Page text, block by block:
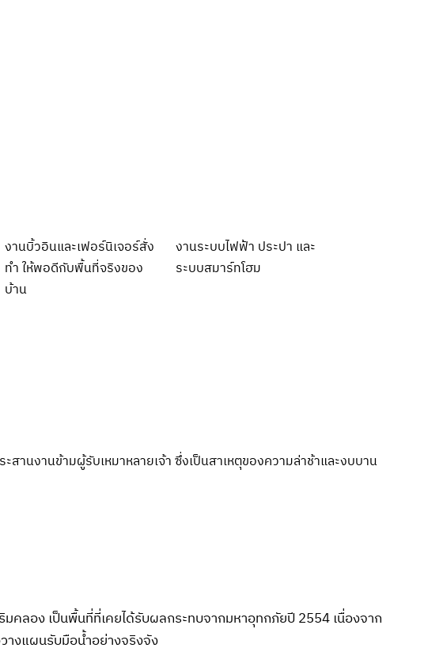
งานบิ้วอินและเฟอร์นิเจอร์สั่ง
ทำ ให้พอดีกับพื้นที่จริงของ
บ้าน
งานระบบไฟฟ้า ประปา และ
ระบบสมาร์ทโฮม
นงานข้ามผู้รับเหมาหลายเจ้า ซึ่งเป็นสาเหตุของความล่าช้าและงบบาน
คลอง เป็นพื้นที่ที่เคยได้รับผลกระทบจากมหาอุทกภัยปี 2554 เนื่องจาก
างแผนรับมือน้ำอย่างจริงจัง